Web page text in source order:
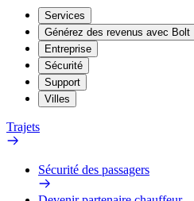
Services
Générez des revenus avec Bolt
Entreprise
Sécurité
Support
Villes
Trajets
Sécurité des passagers